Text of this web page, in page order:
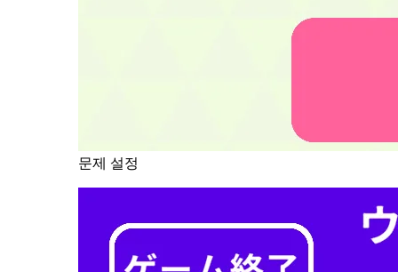
문제 설정